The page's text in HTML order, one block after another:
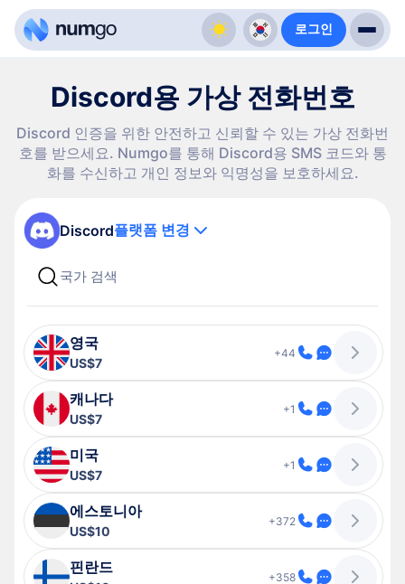
로그인
Discord용 가상 전화번호
Discord 인증을 위한 안전하고 신뢰할 수 있는 가상 전화번
호를 받으세요. Numgo를 통해 Discord용 SMS 코드와 통
화를 수신하고 개인 정보와 익명성을 보호하세요.
Discord플랫폼 변경
영국
US$7
+44
캐나다
US$7
+1
미국
US$7
+1
에스토니아
US$10
+372
핀란드
+358